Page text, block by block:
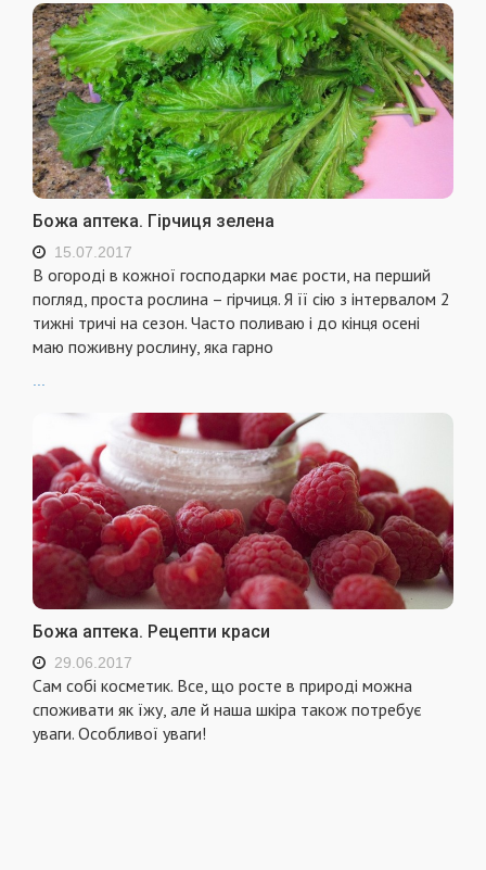
Божа аптека. Гірчиця зелена
15.07.2017
В огороді в кожної господарки має рости, на перший
погляд, проста рослина – гірчиця. Я її сію з інтервалом 2
тижні тричі на сезон. Часто поливаю і до кінця осені
маю поживну рослину, яка гарно
Божа аптека. Рецепти краси
29.06.2017
Сам собі косметик. Все, що росте в природі можна
споживати як їжу, але й наша шкіра також потребує
уваги. Особливої уваги!